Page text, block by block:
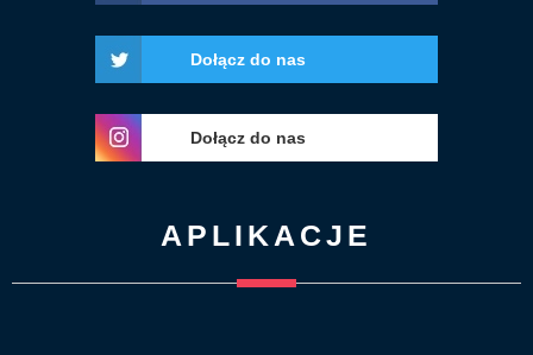
Dołącz do nas
Dołącz do nas
APLIKACJE